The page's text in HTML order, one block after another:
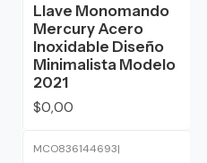
Llave Monomando
Mercury Acero
Inoxidable Diseño
Minimalista Modelo
2021
$0,00
MCO836144693|